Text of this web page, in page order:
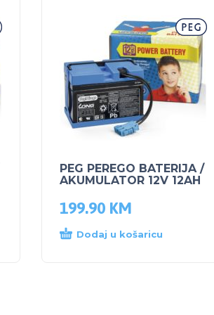
PEG PEREGO BATERIJA /
AKUMULATOR 12V 12AH
199.90 KM
Dodaj u košaricu